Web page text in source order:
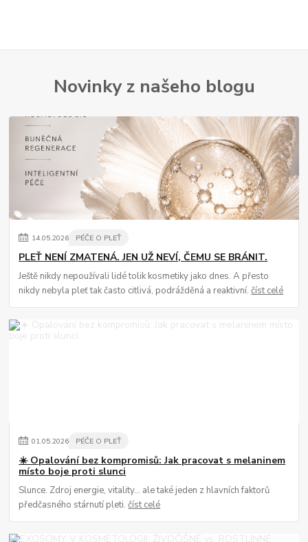
Novinky z našeho blogu
14.05.2026 PÉČE O PLEŤ
PLEŤ NENÍ ZMATENÁ. JEN UŽ NEVÍ, ČEMU SE BRÁNIT.
Ještě nikdy nepoužívali lidé tolik kosmetiky jako dnes. A přesto
nikdy nebyla pleť tak často citlivá, podrážděná a reaktivní.číst celé
01.05.2026 PÉČE O PLEŤ
☀️ Opalování bez kompromisů: Jak pracovat s melaninem
místo boje proti slunci
Slunce. Zdroj energie, vitality… ale také jeden z hlavních faktorů
předčasného stárnutí pleti.číst celé